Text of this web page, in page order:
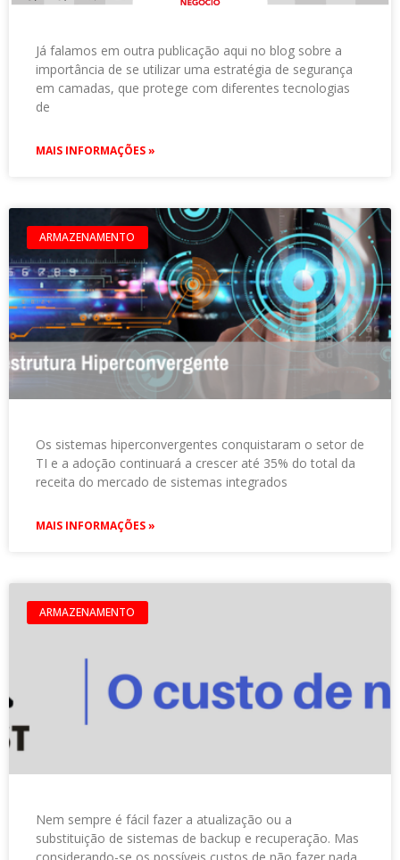
Já falamos em outra publicação aqui no blog sobre a
importância de se utilizar uma estratégia de segurança
em camadas, que protege com diferentes tecnologias
de
MAIS INFORMAÇÕES »
ARMAZENAMENTO
Os sistemas hiperconvergentes conquistaram o setor de
TI e a adoção continuará a crescer até 35% do total da
receita do mercado de sistemas integrados
MAIS INFORMAÇÕES »
ARMAZENAMENTO
Nem sempre é fácil fazer a atualização ou a
substituição de sistemas de backup e recuperação. Mas